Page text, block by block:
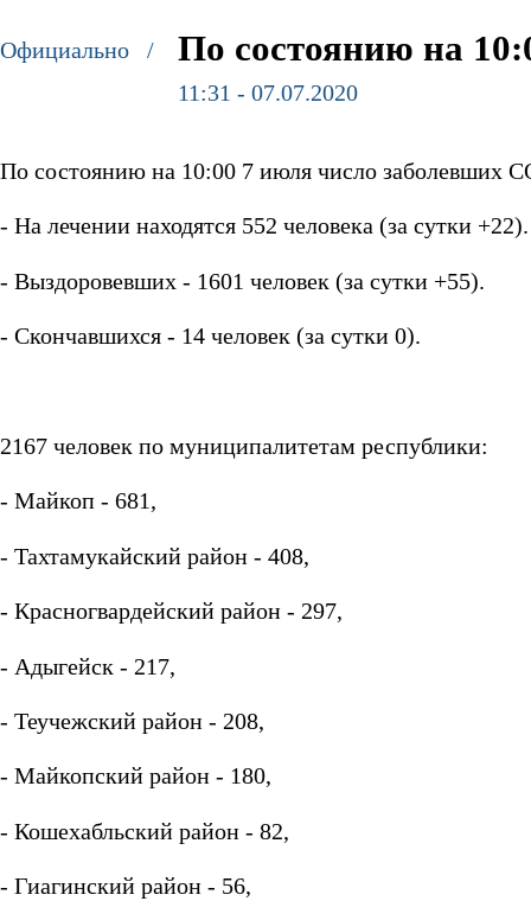
Официально / По состоянию на
11:31 - 07.07.2020
По состоянию на 10:00 7 июля число заболевших
- На лечении находятся 552 человека (за сутки +22).
- Выздоровевших - 1601 человек (за сутки +55).
- Скончавшихся - 14 человек (за сутки 0).
2167 человек по муниципалитетам республики:
- Майкоп - 681,
- Тахтамукайский район - 408,
- Красногвардейский район - 297,
- Адыгейск - 217,
- Теучежский район - 208,
- Майкопский район - 180,
- Кошехабльский район - 82,
- Гиагинский район - 56,